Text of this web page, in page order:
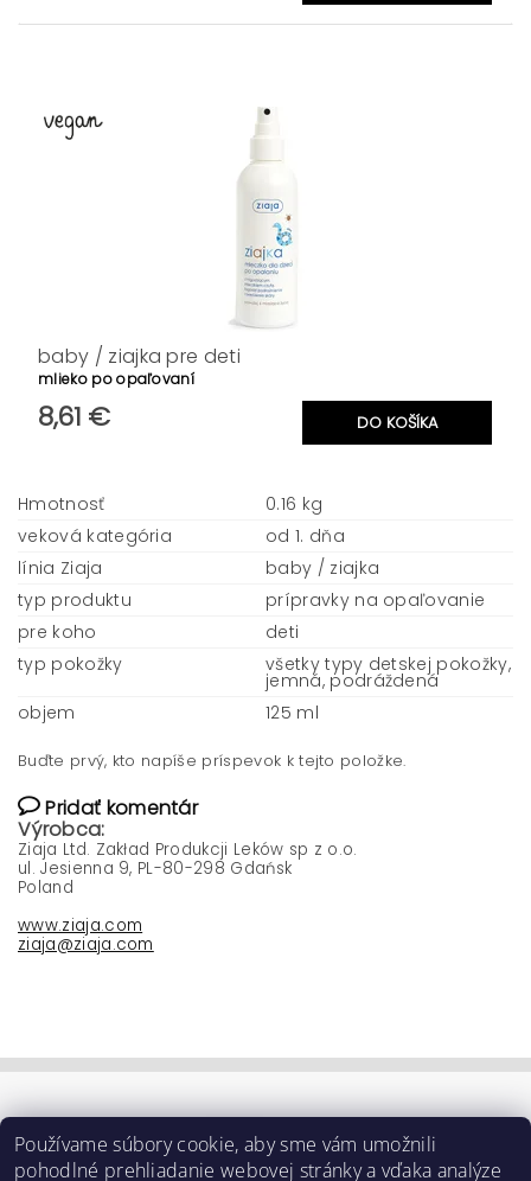
baby / ziajka pre deti
mlieko po opaľovaní
8,61 €
Hmotnosť
0.16 kg
veková kategória
od 1. dňa
línia Ziaja
baby / ziajka
typ produktu
prípravky na opaľovanie
pre koho
deti
typ pokožky
všetky typy detskej pokožky,
jemná, podráždená
objem
125 ml
Buďte prvý, kto napíše príspevok k tejto položke.
Pridať komentár
Výrobca:
Ziaja Ltd. Zakład Produkcji Leków sp z o.o.
ul. Jesienna 9, PL-80-298 Gdańsk
Poland
www.ziaja.com
ziaja@ziaja.com
Používame súbory cookie, aby sme vám umožnili
pohodlné prehliadanie webovej stránky a vďaka analýze